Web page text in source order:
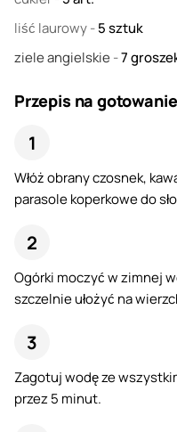
liść laurowy-5sztuk
ziele angielskie -7
Przepis na
Włóż obrany czosnek,
parasole koperkowe do
Ogórki moczyć w zimnej
szczelnie ułożyć na
Zagotuj wodę ze
przez 5 minut.